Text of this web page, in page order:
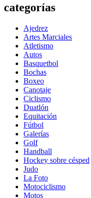
categorías
Ajedrez
Artes Marciales
Atletismo
Autos
Basquetbol
Bochas
Boxeo
Canotaje
Ciclismo
Duatlón
Equitación
Fútbol
Galerías
Golf
Handball
Hockey sobre césped
Judo
La Foto
Motociclismo
Motos